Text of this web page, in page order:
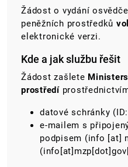
Žádost o vydání
peněžních prostředků
elektronické verzi.
Kde a jak službu řešit
Žádost zašlete
prostředí
datové schránky (ID:
e-mailem s
podpisem (info [at]